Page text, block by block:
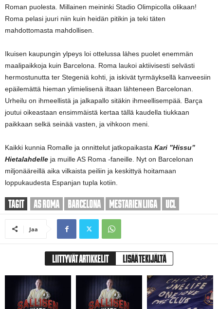
Roman puolesta. Millainen meininki Stadio Olimpicolla olikaan!
Roma pelasi juuri niin kuin heidän pitikin ja teki täten
mahdottomasta mahdollisen.
Ikuisen kaupungin ylpeys loi ottelussa lähes puolet enemmän
maalipaikkoja kuin Barcelona. Roma laukoi aktiivisesti selvästi
hermostunutta ter Stegeniä kohti, ja iskivät tyrmäyksellä kanveesiin
epäilemättä hieman ylimielisenä iltaan lähteneen Barcelonan.
Urheilu on ihmeellistä ja jalkapallo sitäkin ihmeellisempää. Barça
joutui oikeastaan ensimmäistä kertaa tällä kaudella tiukkaan
paikkaan selkä seinää vasten, ja vihkoon meni.
Kaikki kunnia Romalle ja onnittelut jatkopaikasta Kari ”Hissu”
Hietalahdelle ja muille AS Roma -faneille. Nyt on Barcelonan
miljonääreillä aika vilkaista peiliin ja keskittyä hoitamaan
loppukaudesta Espanjan tupla kotiin.
TAGIT AS ROMA BARCELONA MESTARIEN LIIGA UCL
Jaa
LIITTYVÄT ARTIKKELIT LISÄÄ TEKIJÄLTÄ